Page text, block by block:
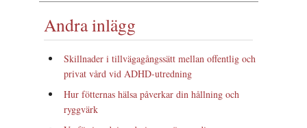
Andra inlägg
Skillnader i tillvägagångssätt mellan offentlig och
privat vård vid ADHD-utredning
Hur fötternas hälsa påverkar din hållning och
ryggvärk